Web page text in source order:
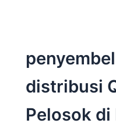
distribusi
Pelosok di